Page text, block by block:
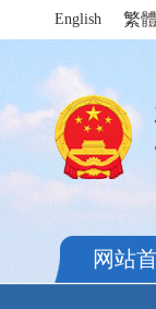
English 繁
网站